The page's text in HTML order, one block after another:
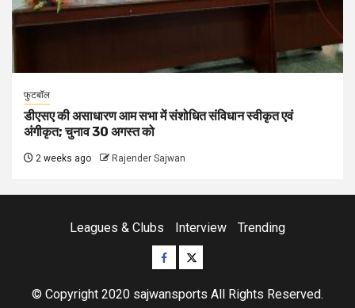
फुटबॉल
डीएसए की असाधारण आम सभा में संशोधित संविधान स्वीकृत एवं
अंगीकृत; चुनाव 30 अगस्त को
2 weeks ago Rajender Sajwan
Leagues & Clubs Interview Trending
Facebook
Twitter
© Copyright 2020 sajwansports All Rights Reserved.